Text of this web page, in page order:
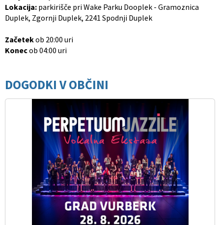
Lokacija: parkirišče pri Wake Parku Dooplek - Gramoznica
Duplek, Zgornji Duplek, 2241 Spodnji Duplek
Začetekob 20:00 uri
Konecob 04:00 uri
DOGODKI V OBČINI